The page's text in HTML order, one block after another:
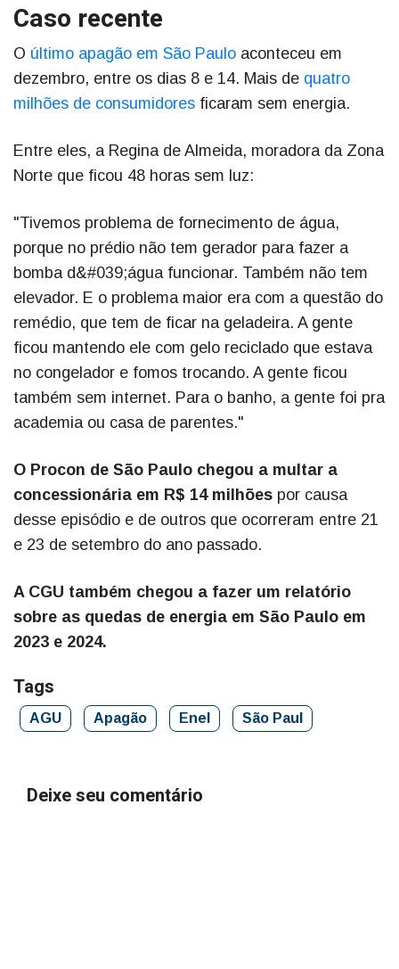
Caso recente
O último apagão em São Paulo aconteceu em
dezembro, entre os dias 8 e 14. Mais de quatro
milhões de consumidores ficaram sem energia.
Entre eles, a Regina de Almeida, moradora da Zona
Norte que ficou 48 horas sem luz:
"Tivemos problema de fornecimento de água,
porque no prédio não tem gerador para fazer a
bomba d&#039;água funcionar. Também não tem
elevador. E o problema maior era com a questão do
remédio, que tem de ficar na geladeira. A gente
ficou mantendo ele com gelo reciclado que estava
no congelador e fomos trocando. A gente ficou
também sem internet. Para o banho, a gente foi pra
academia ou casa de parentes."
O Procon de São Paulo chegou a multar a
concessionária em R$ 14 milhões por causa
desse episódio e de outros que ocorreram entre 21
e 23 de setembro do ano passado.
A CGU também chegou a fazer um relatório
sobre as quedas de energia em São Paulo em
2023 e 2024.
Tags
AGU Apagão Enel São Paul
Deixe seu comentário